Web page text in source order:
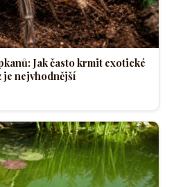
Jak často krmit exotické
je nejvhodnější